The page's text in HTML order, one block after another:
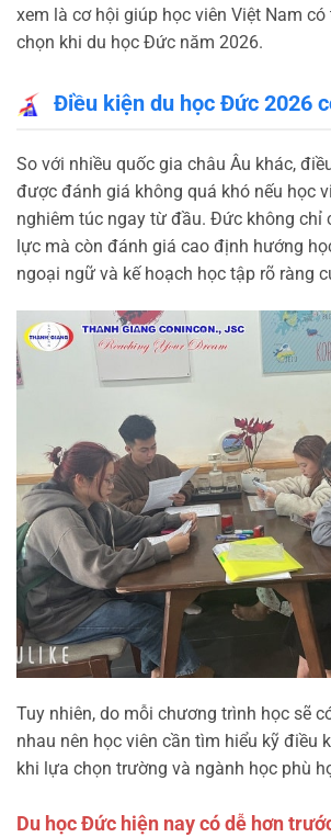
xem là cơ hội giúp học viên Việt Nam
chọn khi du học Đức năm 2026.
Điều kiện du học Đức 2026
So với nhiều quốc gia châu Âu khác,
được đánh giá không quá khó nếu học
nghiêm túc ngay từ đầu. Đức không chỉ
lực mà còn đánh giá cao định hướng
ngoại ngữ và kế hoạch học tập rõ ràng
Tuy nhiên, do mỗi chương trình học sẽ
nhau nên học viên cần tìm hiểu kỹ điều
khi lựa chọn trường và ngành học phù
Du học Đức hiện nay có dễ hơn